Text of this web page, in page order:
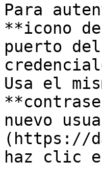
Para
**icono
puerto
Usa el
nuevo
(https://
haz clic